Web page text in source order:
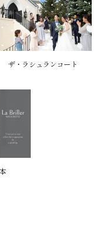
ザ・ラシュランコート